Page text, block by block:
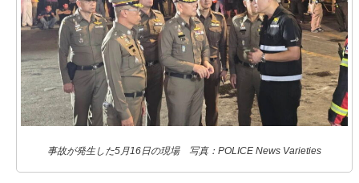
事故が発生した5月16日の現場 写真：POLICE News Varieties